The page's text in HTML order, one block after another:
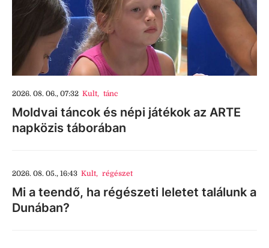
2026. 08. 06., 07:32 Kult, tánc
Moldvai táncok és népi játékok az ARTE
napközis táborában
2026. 08. 05., 16:43 Kult, régészet
Mi a teendő, ha régészeti leletet találunk a
Dunában?